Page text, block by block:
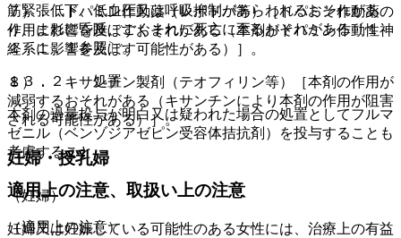
筋緊張低下、低血圧又は呼吸抑制があらわれるおそれがあ
り、まれに昏睡、ごくまれに死亡に至るおそれがある〔１
１．１．１参照〕。
１３．２． 処置
本剤の過量投与が明白又は疑われた場合の処置としてフルマ
ゼニル（ベンゾジアゼピン受容体拮抗剤）を投与することも
考慮すること。
適用上の注意、取扱い上の注意
（適用上の注意）
７）． ドパミン作動薬（レボドパ等）［ドパミン作動薬の
作用に影響を及ぼすおそれがある（本剤がドパミン作動性神
経系に影響を及ぼす可能性がある）］。
８）． キサンチン製剤（テオフィリン等）［本剤の作用が
減弱するおそれがある（キサンチンにより本剤の作用が阻害
される可能性がある）］。
妊婦・授乳婦
（妊婦）
妊婦又は妊娠している可能性のある女性には、治療上の有益